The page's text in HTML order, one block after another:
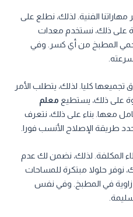
الفنية. لذلك، نطلع على
على ذلك، نستخدم معدات
المطبخ من أي كسر. وفي
كليا. لذلك، يتطلب الأمر
على ذلك، يستطيع معلم
معها. بناء على ذلك، نتعرف
طريقة الإصلاح الأنسب فورا.
المكلفة. لذلك، نضمن لك عدم
نوفر حلولا مبتكرة للمساحات
زاوية في المطبخ. وفي نفس